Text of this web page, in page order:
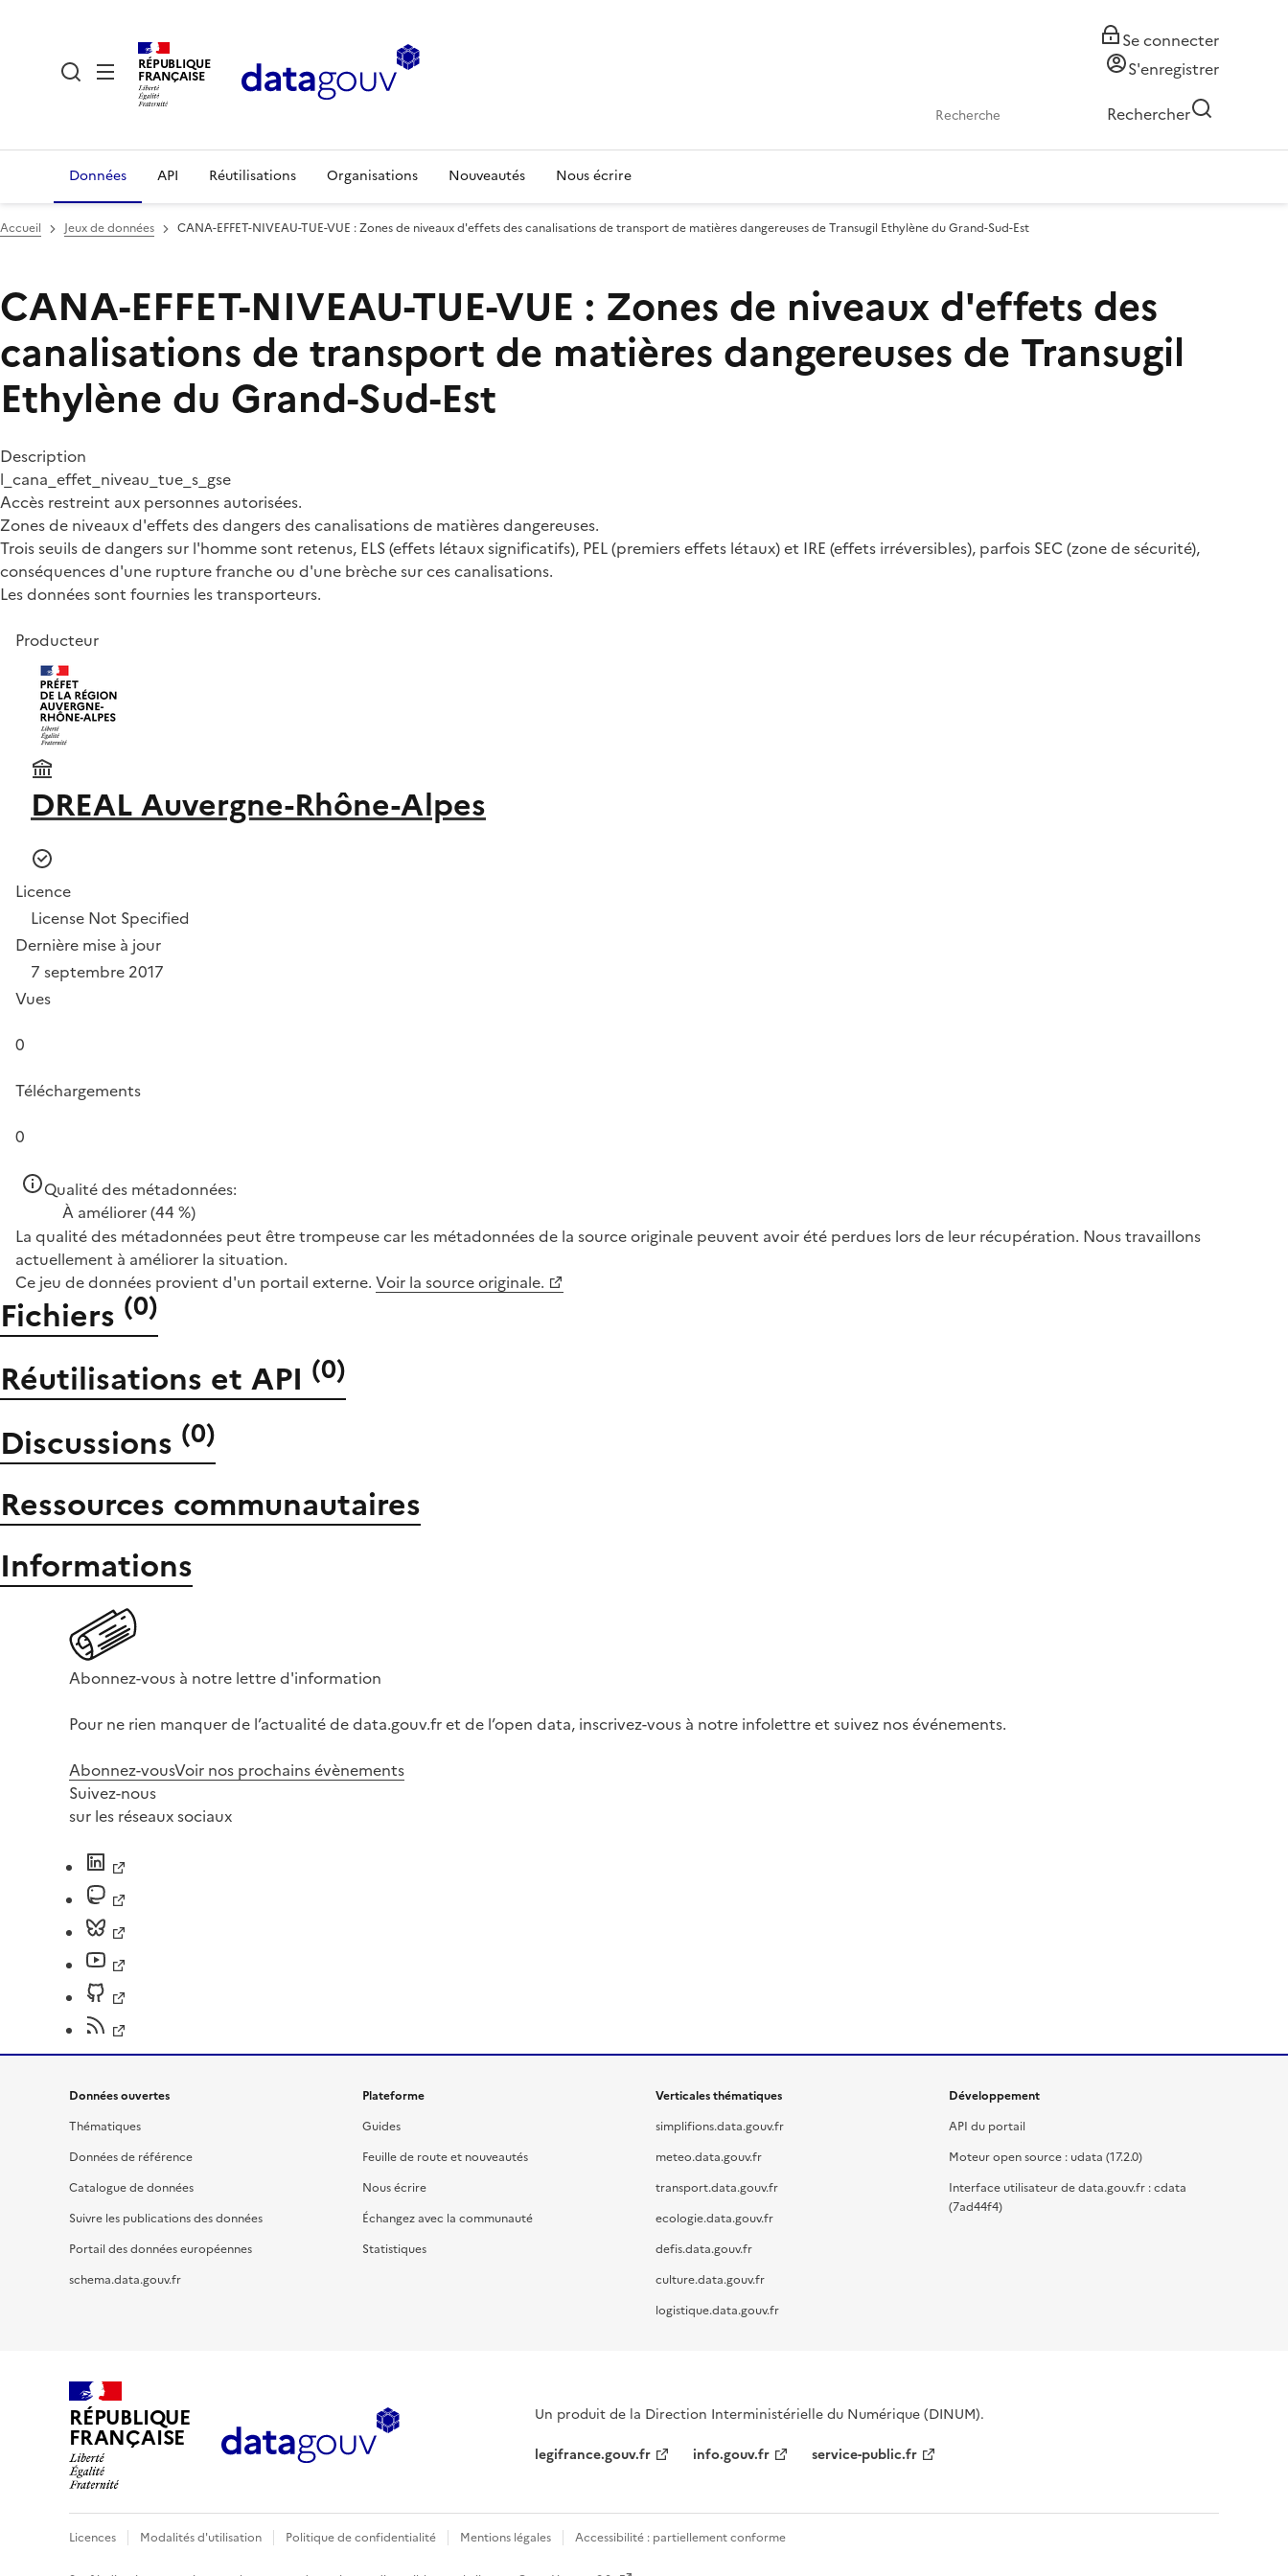
RÉPUBLIQUE
FRANÇAISE
Se connecter
S'enregistrer
Rechercher
Données API Réutilisations Organisations Nouveautés Nous écrire
Accueil Jeux de données CANA-EFFET-NIVEAU-TUE-VUE : Zones de niveaux d'effets des canalisations de transport de matières dangereuses de Transugil Ethylène du Grand-Sud-Est
CANA-EFFET-NIVEAU-TUE-VUE : Zones de niveaux d'effets des
canalisations de transport de matières dangereuses de Transugil
Ethylène du Grand-Sud-Est
Description
l_cana_effet_niveau_tue_s_gse
Accès restreint aux personnes autorisées.
Zones de niveaux d'effets des dangers des canalisations de matières dangereuses.
Trois seuils de dangers sur l'homme sont retenus, ELS (effets létaux significatifs), PEL (premiers effets létaux) et IRE (effets irréversibles), parfois SEC (zone de sécurité),
conséquences d'une rupture franche ou d'une brèche sur ces canalisations.
Les données sont fournies les transporteurs.
Producteur
DREAL Auvergne-Rhône-Alpes
Licence
License Not Specified
Dernière mise à jour
7 septembre 2017
Vues
0
Téléchargements
0
Qualité des métadonnées:
À améliorer(44 %)
La qualité des métadonnées peut être trompeuse car les métadonnées de la source originale peuvent avoir été perdues lors de leur récupération. Nous travaillons
actuellement à améliorer la situation.
Ce jeu de données provient d'un portail externe. Voir la source originale.
Fichiers (0)
Réutilisations et API (0)
Discussions (0)
Ressources communautaires
Informations
Abonnez-vous à notre lettre d'information
Pour ne rien manquer de l’actualité de data.gouv.fr et de l’open data, inscrivez-vous à notre infolettre et suivez nos événements.
Abonnez-vousVoir nos prochains évènements
Suivez-nous
sur les réseaux sociaux
Données ouvertes
Thématiques
Données de référence
Catalogue de données
Suivre les publications des données
Portail des données européennes
schema.data.gouv.fr
Plateforme
Guides
Feuille de route et nouveautés
Nous écrire
Échangez avec la communauté
Statistiques
Verticales thématiques
simplifions.data.gouv.fr
meteo.data.gouv.fr
transport.data.gouv.fr
ecologie.data.gouv.fr
defis.data.gouv.fr
culture.data.gouv.fr
logistique.data.gouv.fr
Développement
API du portail
Moteur open source : udata (17.2.0)
Interface utilisateur de data.gouv.fr : cdata
(7ad44f4)
RÉPUBLIQUE
FRANÇAISE
Un produit de la Direction Interministérielle du Numérique (DINUM).
legifrance.gouv.fr
info.gouv.fr service-public.fr
Licences Modalités d'utilisation Politique de confidentialité Mentions légales Accessibilité : partiellement conforme